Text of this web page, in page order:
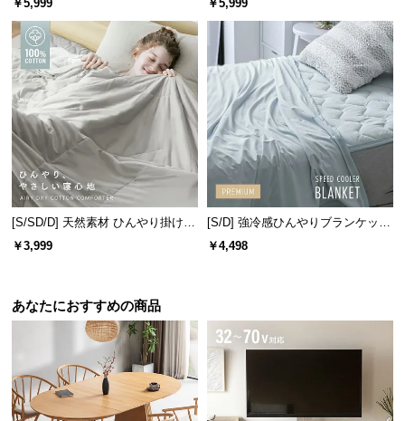
サ
ー
ビ
ス
に
い
て
搬
入
に
て
返
￥5,999 ￥5,999
[S/SD/D] 天然素材 ひんやり掛け布
団 綿100% リバーシブル 洗える
￥3,999
[S/D] 強冷感ひんやりブランケット
リバーシブル プレミアム 速乾 抗
￥4,498
あなたにおすすめの商品